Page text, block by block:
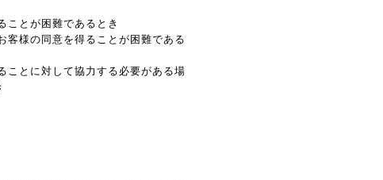
ことが困難であるとき
客様の同意を得ることが困難である
ことに対して協力する必要がある場